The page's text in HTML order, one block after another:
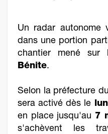
Un radar autonome
dans une portion
chantier mené
Bénite.
Selon la préfecture
sera activé dès le
en place jusqu'au 7
s'achèvent les